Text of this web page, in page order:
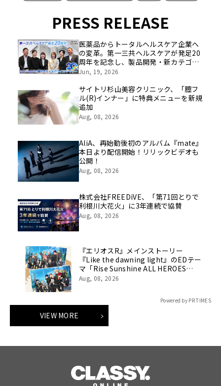
PRESS RELEASE
医薬品からトータルヘルスケア企業へ
の変革。第一三共ヘルスケアが発足20
周年を記念し、製品開発・新カテゴリ
挑戦の舞台や旧社統合時のエピソード
像を公開！
Jun, 19, 2026
サイトリ杉山美容クリニック、「膣フ
ル(R)インナー」に特典メニューを新規
追加
Aug, 08, 2026
AliA、再始動後初のアルバム『mate』
本日より配信開始！リリックビデオも
公開！
Aug, 08, 2026
株式会社FREEDiVE、「第71回とりで
利根川大花火」に3年連続で協賛
Aug, 08, 2026
『エリオスR』メインストーリー
『Like the dawning light』のEDテー
マ「Rise Sunshine ALL HEROES
Ver.」がフルサイズ配信決定！
Aug, 08, 2026
Powered by PR TIMES
VIEW MORE